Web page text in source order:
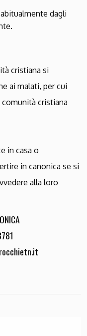
dagli
cristiana si
ai malati, per cui
cristiana
in casa o
in canonica se si
alla loro